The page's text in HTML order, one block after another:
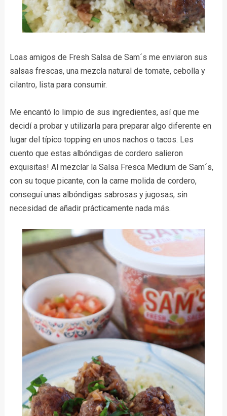
Loas amigos de Fresh Salsa de Sam´s me enviaron sus
salsas frescas, una mezcla natural de tomate, cebolla y
cilantro, lista para consumir.
Me encantó lo limpio de sus ingredientes, así que me
decidí a probar y utilizarla para preparar algo diferente en
lugar del típico topping en unos nachos o tacos. Les
cuento que estas albóndigas de cordero salieron
exquisitas! Al mezclar la Salsa Fresca Medium de Sam´s,
con su toque picante, con la carne molida de cordero,
conseguí unas albóndigas sabrosas y jugosas, sin
necesidad de añadir prácticamente nada más.